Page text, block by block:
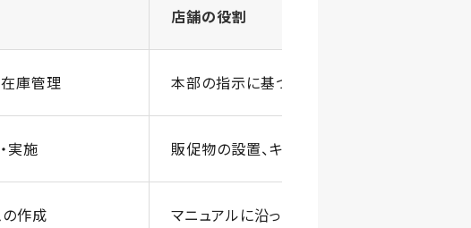
店舗の役割
庫管理 本部の指示に基づく商品の陳列・販売
実施 販促物の設置、キャンペーンの実行
の作成 マニュアルに沿った従業員のOJT、勤怠管理